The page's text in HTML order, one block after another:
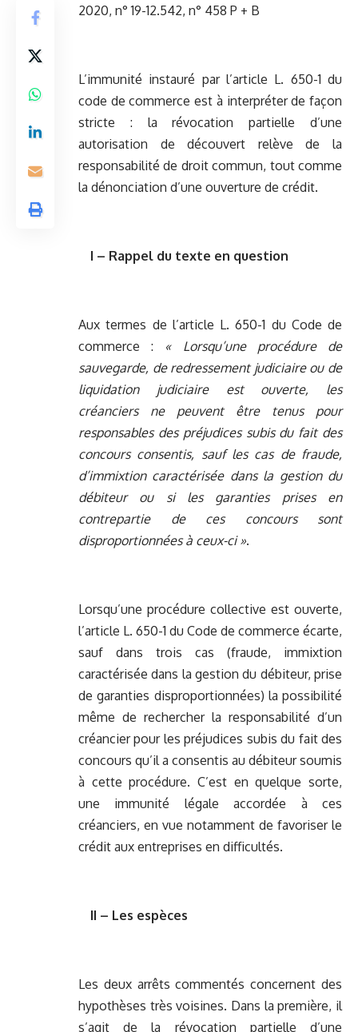
2020, n° 19-12.542, n° 458 P + B
L’immunité instauré par l’article L. 650-1 du
code de commerce est à interpréter de façon
stricte : la révocation partielle d’une
autorisation de découvert relève de la
responsabilité de droit commun, tout comme
la dénonciation d’une ouverture de crédit.
I – Rappel du texte en question
Aux termes de l’article L. 650-1 du Code de
commerce : « Lorsqu’une procédure de
sauvegarde, de redressement judiciaire ou de
liquidation judiciaire est ouverte, les
créanciers ne peuvent être tenus pour
responsables des préjudices subis du fait des
concours consentis, sauf les cas de fraude,
d’immixtion caractérisée dans la gestion du
débiteur ou si les garanties prises en
contrepartie de ces concours sont
disproportionnées à ceux-ci ».
Lorsqu’une procédure collective est ouverte,
l’article L. 650-1 du Code de commerce écarte,
sauf dans trois cas (fraude, immixtion
caractérisée dans la gestion du débiteur, prise
de garanties disproportionnées) la possibilité
même de rechercher la responsabilité d’un
créancier pour les préjudices subis du fait des
concours qu’il a consentis au débiteur soumis
à cette procédure. C’est en quelque sorte,
une immunité légale accordée à ces
créanciers, en vue notamment de favoriser le
crédit aux entreprises en difficultés.
II – Les espèces
Les deux arrêts commentés concernent des
hypothèses très voisines. Dans la première, il
s’agit de la révocation partielle d’une